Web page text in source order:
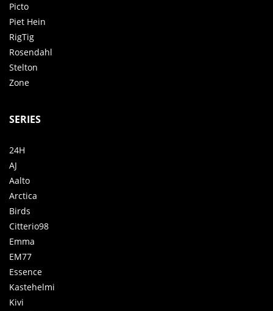
Picto
Piet Hein
RigTig
Rosendahl
Stelton
Zone
SERIES
24H
AJ
Aalto
Arctica
Birds
Citterio98
Emma
EM77
Essence
Kastehelmi
Kivi